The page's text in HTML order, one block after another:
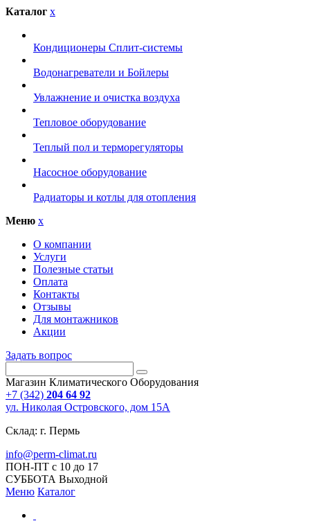
Каталог x
Кондиционеры Сплит-системы
Водонагреватели и Бойлеры
Увлажнение и очистка воздуха
Тепловое оборудование
Теплый пол и терморегуляторы
Насосное оборудование
Радиаторы и котлы для отопления
Меню x
О компании
Услуги
Полезные статьи
Оплата
Контакты
Отзывы
Для монтажников
Акции
Задать вопрос
Магазин Климатического Оборудования
+7 (342) 204 64 92
ул. Николая Островского, дом 15А
Склад: г. Пермь
info@perm-climat.ru
ПОН-ПТ с 10 до 17
СУББОТА Выходной
Меню Каталог